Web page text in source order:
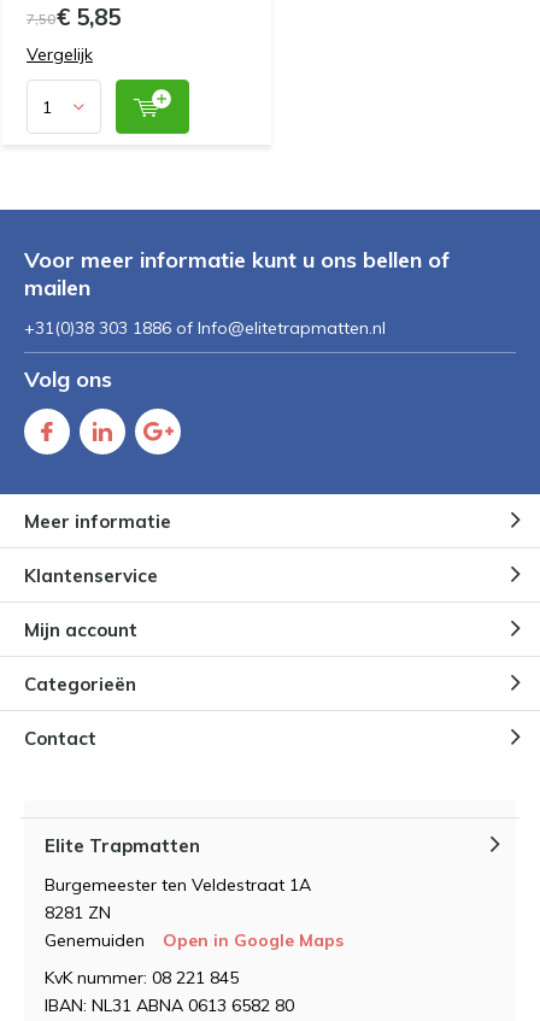
7,50€ 5,85
Vergelijk
Voor meer informatie kunt u ons bellen of
mailen
+31(0)38 303 1886 of Info@elitetrapmatten.nl
Volg ons
Meer informatie
Klantenservice
Mijn account
Categorieën
Contact
Elite Trapmatten
Burgemeester ten Veldestraat 1A
8281 ZN
Genemuiden
Open in Google Maps
KvK nummer: 08 221 845
IBAN: NL31 ABNA 0613 6582 80